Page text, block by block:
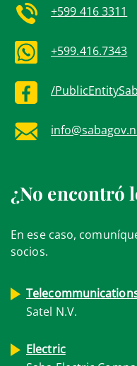
+599 416 3311
+599.416.7343
/
¿No encontró
En ese caso,
socios.
Satel N.V.
Electric